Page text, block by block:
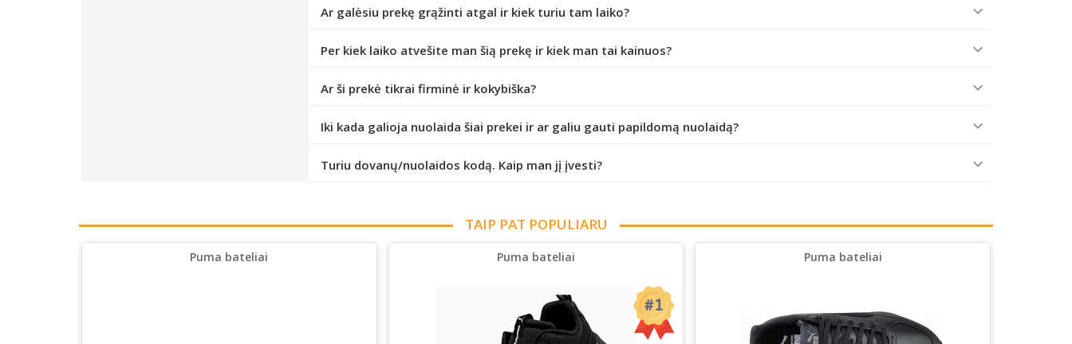
Ar galėsiu prekę grąžinti atgal ir kiek turiu tam laiko?
Per kiek laiko atvešite man šią prekę ir kiek man tai kainuos?
Ar ši prekė tikrai firminė ir kokybiška?
Iki kada galioja nuolaida šiai prekei ir ar galiu gauti papildomą nuolaidą?
Turiu dovanų/nuolaidos kodą. Kaip man jį įvesti?
TAIP PAT POPULIARU
Puma bateliai Puma bateliai Puma bateliai